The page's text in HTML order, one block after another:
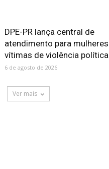
DPE-PR lança central de
atendimento para mulheres
vítimas de violência política
6 de agosto de 2026
Ver mais